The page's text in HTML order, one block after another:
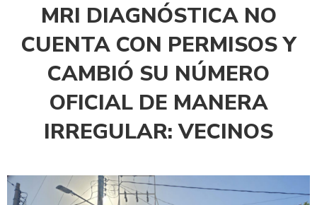
MRI DIAGNÓSTICA NO
CUENTA CON PERMISOS Y
CAMBIÓ SU NÚMERO
OFICIAL DE MANERA
IRREGULAR: VECINOS